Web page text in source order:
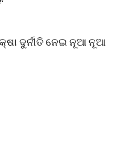
ଦୁର୍ନୀତି ନେଇ ନୂଆ ନୂଆ